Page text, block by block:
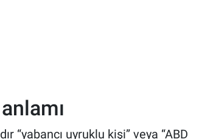
“yabancı uyruklu kişi” veya “ABD